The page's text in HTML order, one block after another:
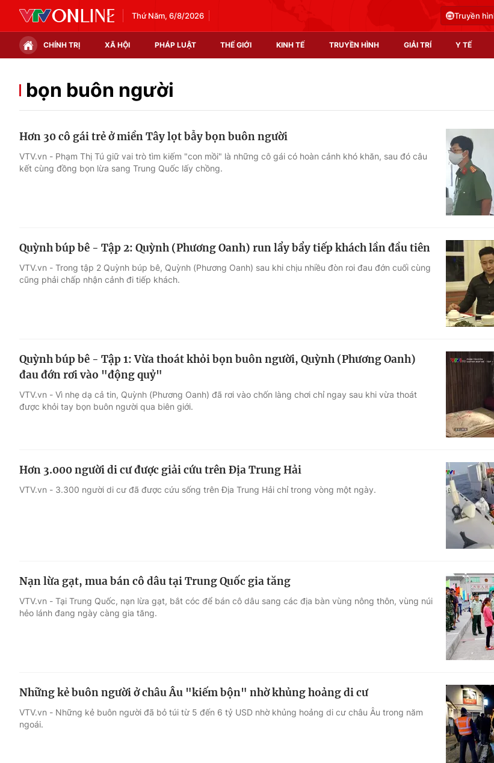
Thứ Năm, 6/8/2026 Truyền
CHÍNH TRỊ XÃ HỘI PHÁP LUẬT THẾ GIỚI KINH TẾ TRUYỀN HÌNH GIẢI TRÍ Y TẾ
Chính trị Xã hội
Thế giới đó đây
Thị trường
Giải sao mai
Điện ảnh
Âm nhạc
Sao
Du lịch
Chất lượng cuộc sống
Tuyển sinh
Công
Sản
Thị
Tư
bọn buôn người
Hơn 30 cô gái trẻ ở miền Tây lọt bẫy bọn buôn người
VTV.vn - Phạm Thị Tú giữ vai trò tìm kiếm "con mồi" là những cô gái có hoàn cảnh khó khăn, sau đó câu
kết cùng đồng bọn lừa sang Trung Quốc lấy chồng.
Quỳnh búp bê - Tập 2: Quỳnh (Phương Oanh) run lẩy bẩy tiếp khách lần đầu tiên
VTV.vn - Trong tập 2 Quỳnh búp bê, Quỳnh (Phương Oanh) sau khi chịu nhiều đòn roi đau đớn cuối cùng
cũng phải chấp nhận cảnh đi tiếp khách.
Quỳnh búp bê - Tập 1: Vừa thoát khỏi bọn buôn người, Quỳnh (Phương Oanh)
đau đớn rơi vào "động quỷ"
VTV.vn - Vì nhẹ dạ cả tin, Quỳnh (Phương Oanh) đã rơi vào chốn làng chơi chỉ ngay sau khi vừa thoát
được khỏi tay bọn buôn người qua biên giới.
Hơn 3.000 người di cư được giải cứu trên Địa Trung Hải
VTV.vn - 3.300 người di cư đã được cứu sống trên Địa Trung Hải chỉ trong vòng một ngày.
Nạn lừa gạt, mua bán cô dâu tại Trung Quốc gia tăng
VTV.vn - Tại Trung Quốc, nạn lừa gạt, bắt cóc để bán cô dâu sang các địa bàn vùng nông thôn, vùng núi
hẻo lánh đang ngày càng gia tăng.
Những kẻ buôn người ở châu Âu "kiếm bộn" nhờ khủng hoảng di cư
VTV.vn - Những kẻ buôn người đã bỏ túi từ 5 đến 6 tỷ USD nhờ khủng hoảng di cư châu Âu trong năm
ngoái.